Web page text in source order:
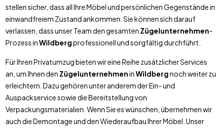
stellen sicher, dass all Ihre Möbel und persönlichen Gegenstände in
einwandfreiem Zustand ankommen. Sie können sich darauf
verlassen, dass unser Team den gesamten Zügelunternehmen-
Prozess inWildbergprofessionell und sorgfältig durchführt.
Für Ihren Privatumzug bieten wir eine Reihe zusätzlicher Services
an, um Ihnen den ZügelunternehmeninWildbergnoch weiter zu
erleichtern. Dazu gehören unter anderem der Ein- und
Auspackservice sowie die Bereitstellung von
Verpackungsmaterialien. Wenn Sie es wünschen, übernehmen wir
auch die Demontage und den Wiederaufbau Ihrer Möbel. Unser